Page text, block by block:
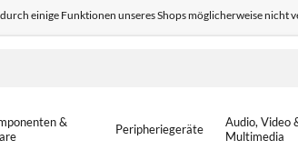
einige Funktionen unseres Shops möglicherweise nicht
&
Peripheriegeräte
Audio, Video
Multimedia